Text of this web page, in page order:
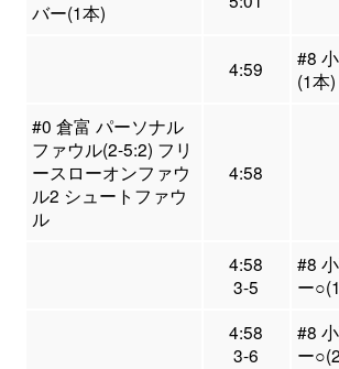
バー(1本)
4:59
#8
(1本)
#0 倉富 パーソナル
ファウル(2-5:2) フリ
ースローオンファウ
ル2 シュートファウ
ル
4:58
4:58
3-5
#8
ー
4:58
3-6
#8
ー